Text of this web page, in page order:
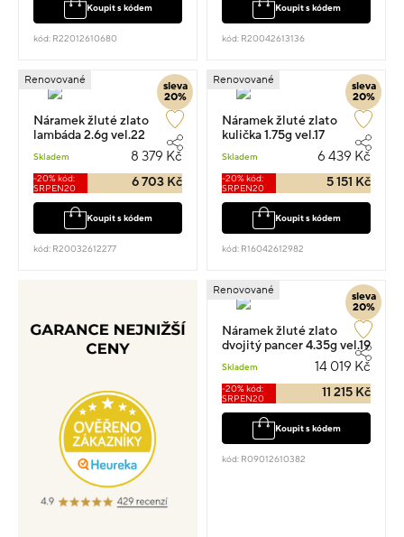
Koupit s kódem
kód: R22012610680
Koupit s kódem
kód: R20042613136
sleva
20%
Renovované
Náramek žluté zlato
lambáda 2.6g vel.22
Skladem 8 379 Kč
-20% kód:
SRPEN20
6 703 Kč
Koupit s kódem
kód: R20032612277
sleva
20%
Renovované
Náramek žluté zlato
kulička 1.75g vel.17
Skladem 6 439 Kč
-20% kód:
SRPEN20
5 151 Kč
Koupit s kódem
kód: R16042612982
sleva
20%
Renovované
Náramek žluté zlato
dvojitý pancer 4.35g vel.19
Skladem 14 019 Kč
-20% kód:
SRPEN20
11 215 Kč
Koupit s kódem
kód: R09012610382